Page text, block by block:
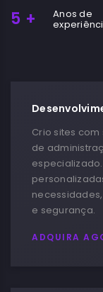
5 + Anos de
Crio sites
de
e segurança.
ADQUIRA